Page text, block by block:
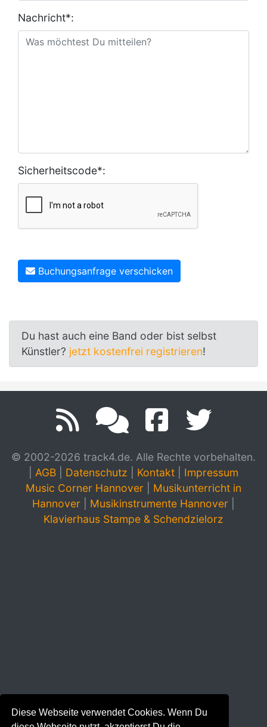
Diese Webseite verwendet Cookies. Wenn Du
Nachricht*:
Sicherheitscode*:
Buchungsanfrage verschicken
Du hast auch eine Band oder bist selbst
Künstler? jetzt kostenfrei registrieren!
© 2002-2026 track4.de. Alle Rechte vorbehalten.
AGB Datenschutz Kontakt
Impressum
Music Corner Hannover
Musikunterricht in
Hannover
Musikinstrumente Hannover
Klavierhaus Stampe & Schendzielorz